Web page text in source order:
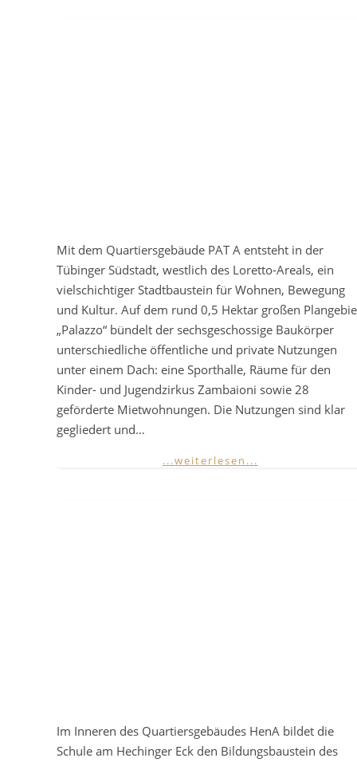
Mit dem Quartiersgebäude PAT A entsteht in der
Tübinger Südstadt, westlich des Loretto-Areals, ein
vielschichtiger Stadtbaustein für Wohnen, Bewegung
und Kultur. Auf dem rund 0,5 Hektar großen
„Palazzo“ bündelt der sechsgeschossige Baukörper
unterschiedliche öffentliche und private Nutzungen
unter einem Dach: eine Sporthalle, Räume für den
Kinder- und Jugendzirkus Zambaioni sowie 28
geförderte Mietwohnungen. Die Nutzungen sind klar
gegliedert und…
...weiterlesen...
Im Inneren des Quartiersgebäudes HenA bildet die
Schule am Hechinger Eck den Bildungsbaustein des